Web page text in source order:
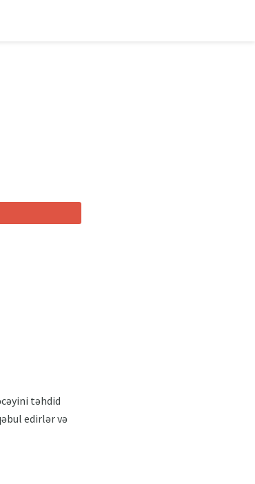
təhdid
edirlər və